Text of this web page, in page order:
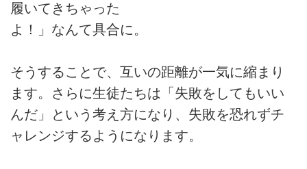
履いてきちゃった
よ！」なんて具合に。
そうすることで、互いの距離が一気に縮まり
ます。さらに生徒たちは「失敗をしてもいい
んだ」という考え方になり、失敗を恐れずチ
ャレンジするようになります。